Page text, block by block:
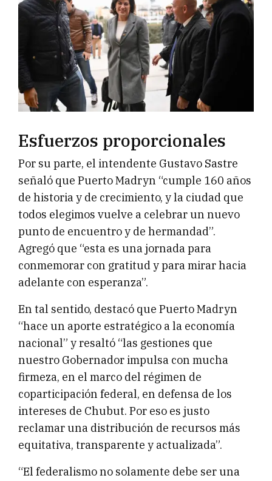
Esfuerzos proporcionales
Por su parte, el intendente Gustavo Sastre
señaló que Puerto Madryn “cumple 160 años
de historia y de crecimiento, y la ciudad que
todos elegimos vuelve a celebrar un nuevo
punto de encuentro y de hermandad”.
Agregó que “esta es una jornada para
conmemorar con gratitud y para mirar hacia
adelante con esperanza”.
En tal sentido, destacó que Puerto Madryn
“hace un aporte estratégico a la economía
nacional” y resaltó “las gestiones que
nuestro Gobernador impulsa con mucha
firmeza, en el marco del régimen de
coparticipación federal, en defensa de los
intereses de Chubut. Por eso es justo
reclamar una distribución de recursos más
equitativa, transparente y actualizada”.
“El federalismo no solamente debe ser una